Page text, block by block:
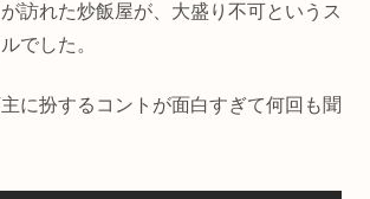
訪れた炒飯屋が、大盛り不可というス
でした。
に扮するコントが面白すぎて何回も聞